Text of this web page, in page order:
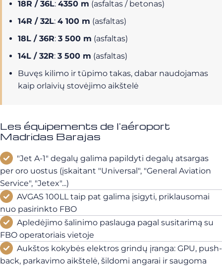
18R / 36L: 4350 m (asfaltas / betonas)
14R / 32L: 4 100 m (asfaltas)
18L / 36R: 3 500 m (asfaltas)
14L / 32R: 3 500 m (asfaltas)
Buvęs kilimo ir tūpimo takas, dabar naudojamas
kaip orlaivių stovėjimo aikštelė
Les équipements de l'aéroport
Madridas Barajas
"Jet A-1" degalų galima papildyti degalų atsargas
per oro uostus (įskaitant "Universal", "General Aviation
Service", "Jetex"...)
AVGAS 100LL taip pat galima įsigyti, priklausomai
nuo pasirinkto FBO
Apledėjimo šalinimo paslauga pagal susitarimą su
FBO operatoriais vietoje
Aukštos kokybės elektros grindų įranga: GPU, push-
back, parkavimo aikštelė, šildomi angarai ir saugoma